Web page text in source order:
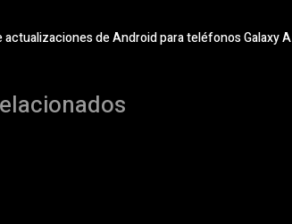
de Android para teléfonos Galaxy A